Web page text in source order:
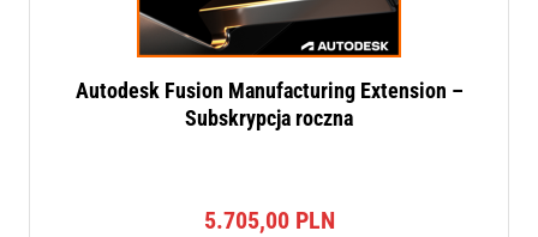
Autodesk Fusion Manufacturing Extension –
Subskrypcja roczna
5.705,00 PLN